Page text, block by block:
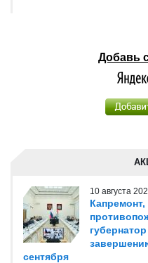
Добавь
10 августа
сентября